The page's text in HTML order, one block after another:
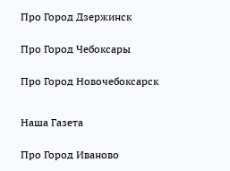
Про Город Дзержинск
Про Город Чебоксары
Про Город Новочебоксарск
Наша Газета
Про Город Иваново